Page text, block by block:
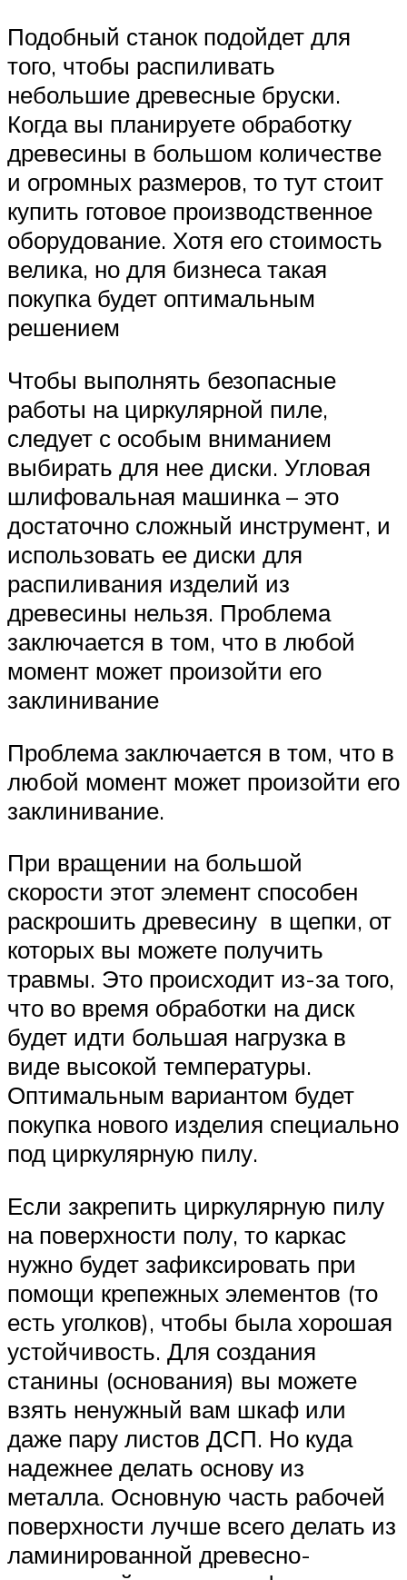
Подобный станок подойдет для
того, чтобы распиливать
небольшие древесные бруски.
Когда вы планируете обработку
древесины в большом количестве
и огромных размеров, то тут стоит
купить готовое производственное
оборудование. Хотя его стоимость
велика, но для бизнеса такая
покупка будет оптимальным
решением
Чтобы выполнять безопасные
работы на циркулярной пиле,
следует с особым вниманием
выбирать для нее диски. Угловая
шлифовальная машинка – это
достаточно сложный инструмент, и
использовать ее диски для
распиливания изделий из
древесины нельзя. Проблема
заключается в том, что в любой
момент может произойти его
заклинивание
Проблема заключается в том, что в
любой момент может произойти его
заклинивание.
При вращении на большой
скорости этот элемент способен
раскрошить древесину в щепки, от
которых вы можете получить
травмы. Это происходит из-за того,
что во время обработки на диск
будет идти большая нагрузка в
виде высокой температуры.
Оптимальным вариантом будет
покупка нового изделия специально
под циркулярную пилу.
Если закрепить циркулярную пилу
на поверхности полу, то каркас
нужно будет зафиксировать при
помощи крепежных элементов (то
есть уголков), чтобы была хорошая
устойчивость. Для создания
станины (основания) вы можете
взять ненужный вам шкаф или
даже пару листов ДСП. Но куда
надежнее делать основу из
металла. Основную часть рабочей
поверхности лучше всего делать из
ламинированной древесно-